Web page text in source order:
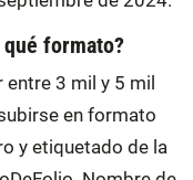
formato?
3 mil y 5 mil
en formato
y etiquetado de la